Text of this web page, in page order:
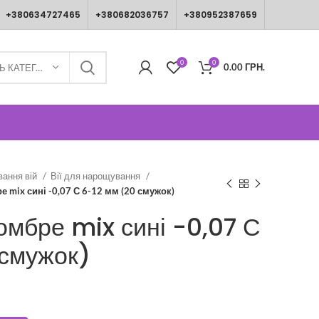
+380634727465 +380682036757 +380952387659
ВИБЕРІТЬ КАТЕГОРІЮ 0 0 0.00ГРН.
вій
Вії для нарощування
mix сині -0,07 С 6-12 мм (20 смужок)
омбре mix сині -0,07 С